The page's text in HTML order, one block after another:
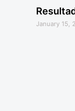
January 15,